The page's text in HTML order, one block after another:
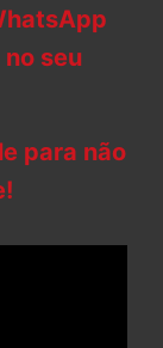
seu
para não